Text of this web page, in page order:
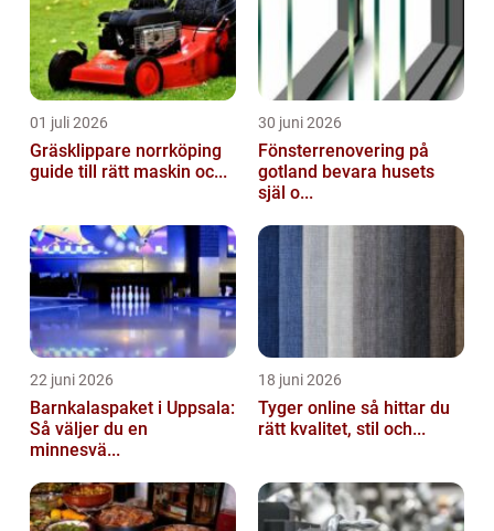
01 juli 2026
Gräsklippare norrköping
guide till rätt maskin oc...
30 juni 2026
Fönsterrenovering på
gotland bevara husets
själ o...
22 juni 2026
Barnkalaspaket i Uppsala:
Så väljer du en
minnesvä...
18 juni 2026
Tyger online så hittar du
rätt kvalitet, stil och...